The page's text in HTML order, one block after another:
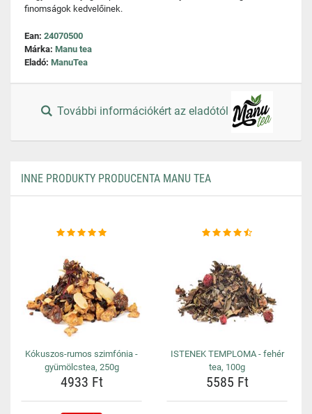
finomságok kedvelőinek.
Ean: 24070500
Márka: Manu tea
Eladó: ManuTea
További információkért az eladótól
INNE PRODUKTY PRODUCENTA MANU TEA
Kókuszos-rumos szimfónia -
gyümölcstea, 250g
4933 Ft
ISTENEK TEMPLOMA - fehér
tea, 100g
5585 Ft